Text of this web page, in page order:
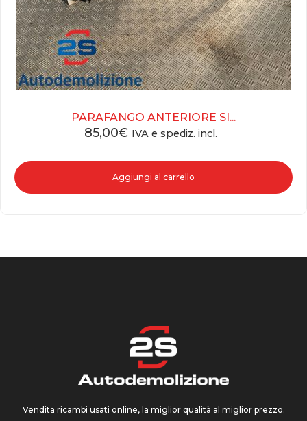
PARAFANGO ANTERIORE SI...
85,00€ IVA e spediz. incl.
Aggiungi al carrello
Vendita ricambi usati online, la miglior qualità al miglior prezzo.